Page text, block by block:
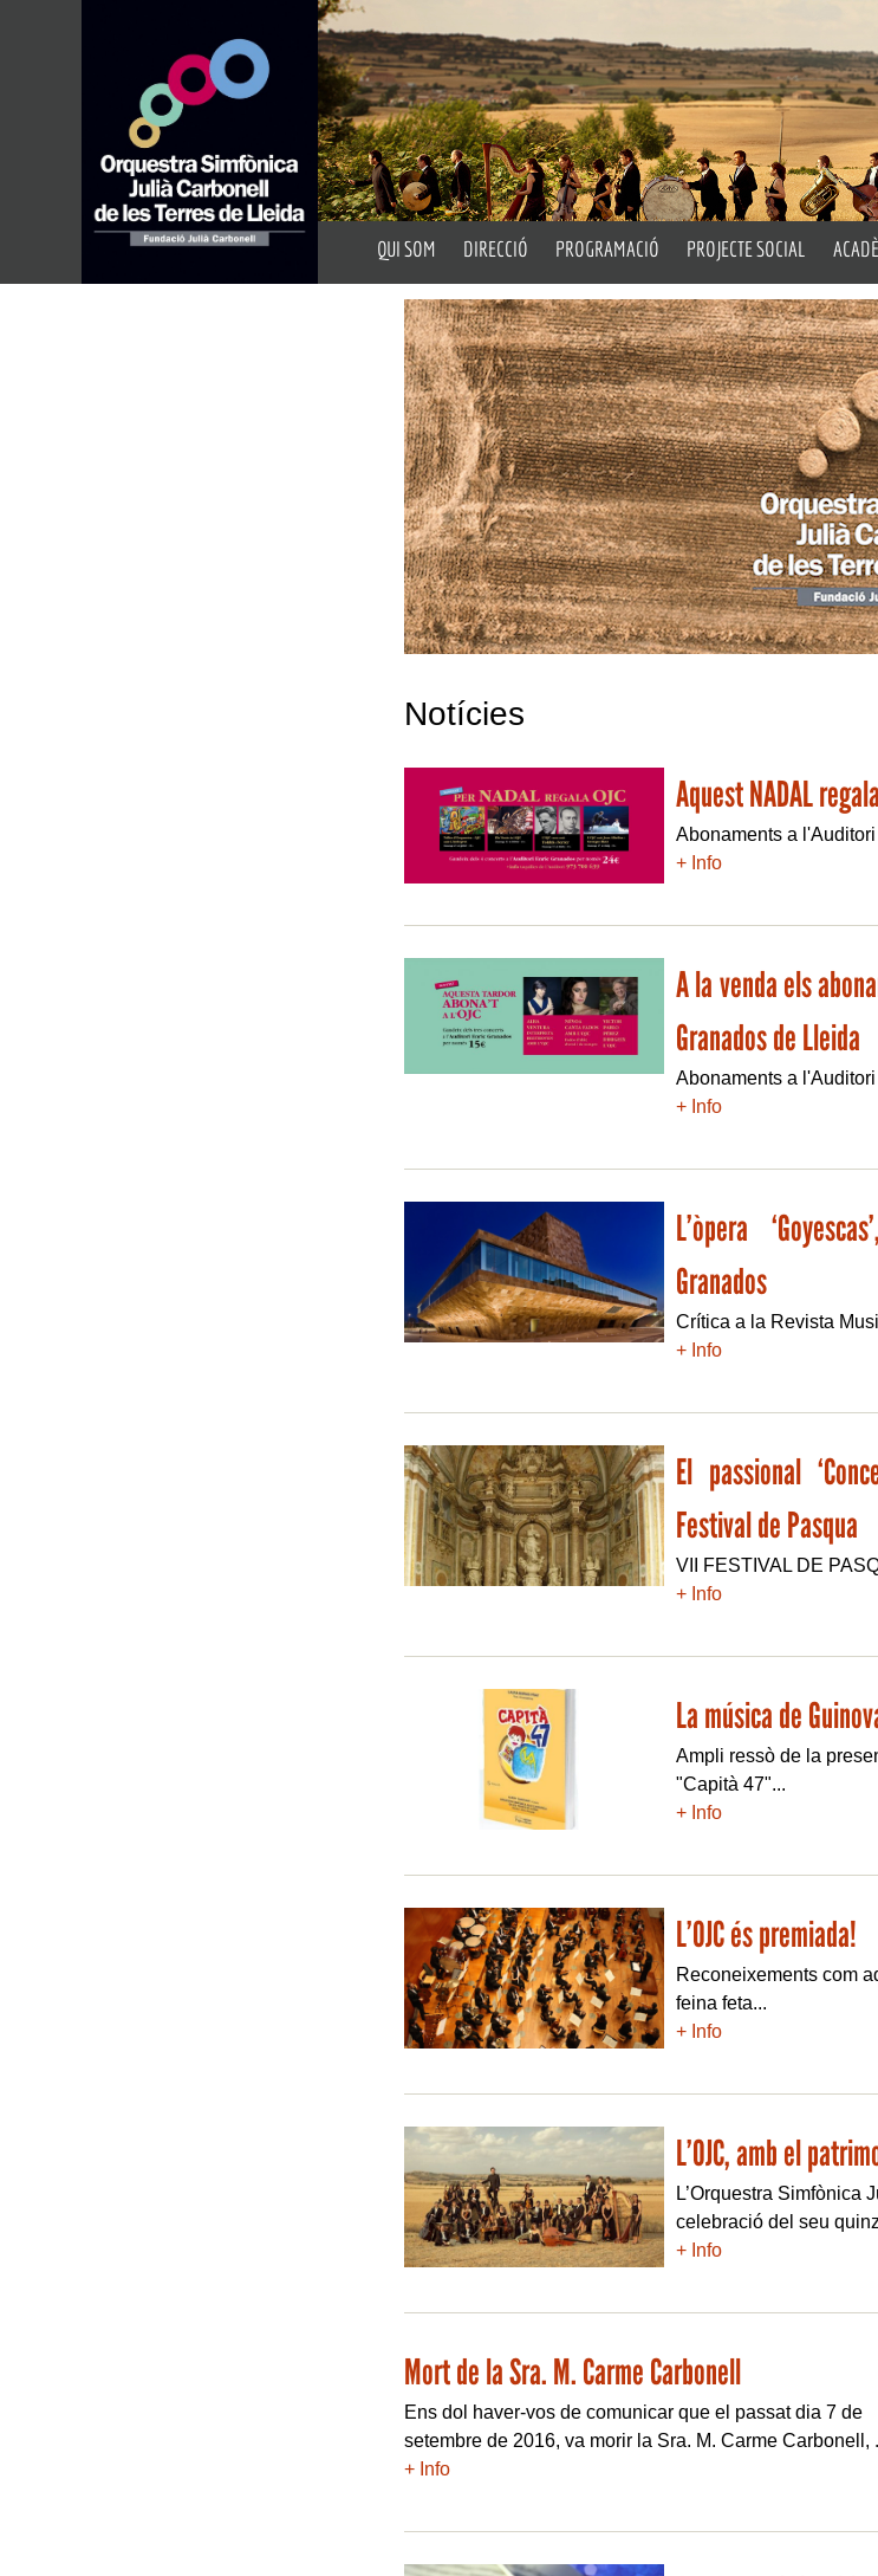
QUI SOM
Presentació
Fundació Julià Carbonell
Auditoris
Portal de Transparència
DIRECCIÓ
Director Artístic i Titular
Director Emèrit
PROGRAMACIÓ
Properes Activitats
Històric
PROJECTE SOCIAL
Un Matí d’Orquestra
Drum Circle
Assaigs Oberts
Notícies
Aquest NADAL
Abonaments a
+ Info
A la venda els
Granados de Lleida
Abonaments a
+ Info
L’òpera
Granados
Crítica a la Revista
+ Info
El passional
Festival de Pasqua
VII FESTIVAL DE
+ Info
La música de
Ampli ressò de la
"Capità 47"...
+ Info
L’OJC és premiada!
Reconeixements com
feina feta...
+ Info
L’OJC, amb el
L’Orquestra Simfònica
celebració del seu
+ Info
Mort de la Sra. M. Carme Carbonell
Ens dol haver-vos de comunicar que el passat dia 7 de
setembre de 2016, va morir la Sra. M. Carme Carbonell,
+ Info